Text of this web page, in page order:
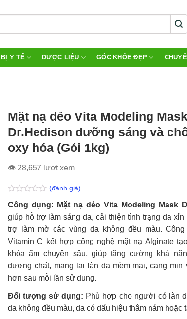
Y TẾ DƯỢC LIỆU GÓC KHỎE ĐẸP
Mặt nạ dẻo Vita Modeling Mask
Dr.Hedison dưỡng sáng và
oxy hóa (Gói 1kg)
👁 28,657 lượt xem
Được
xếp
hạng
0.0
5
sao
(đánh giá)
Công dụng: Mặt nạ dẻo Vita Modeling Mask
giúp hỗ trợ làm sáng da, cải thiện tình trạng da xỉn
trợ làm mờ các vùng da không đều màu.
Vitamin C kết hợp công nghệ mặt nạ Alginate
khóa ẩm chuyên sâu, giúp tăng cường khả
dưỡng chất, mang lại làn da mềm mại, căng mịn
hơn sau mỗi lần sử dụng.
Đối tượng sử dụng: Phù hợp cho người có làn
da không đều màu, da có dấu hiệu thâm nám hoặc